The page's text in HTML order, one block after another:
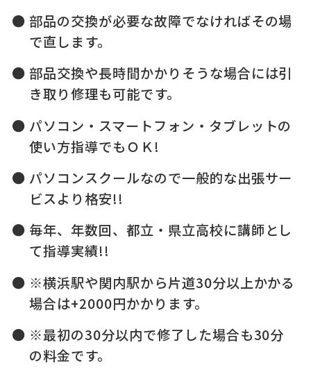
部品の交換が必要な故障でなければその場
で直します。
部品交換や長時間かかりそうな場合には引
き取り修理も可能です。
パソコン・スマートフォン・タブレットの
使い方指導でもＯＫ!
パソコンスクールなので一般的な出張サー
ビスより格安!!
毎年、年数回、都立・県立高校に講師とし
て指導実績!!
※横浜駅や関内駅から片道30分以上かかる
場合は+2000円かかります。
※最初の30分以内で修了した場合も30分
の料金です。